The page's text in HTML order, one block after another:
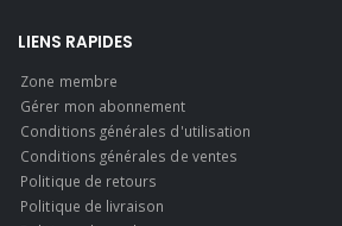
LIENS RAPIDES
Zone membre
Gérer mon abonnement
Conditions générales d'utilisation
Conditions générales de ventes
Politique de retours
Politique de livraison